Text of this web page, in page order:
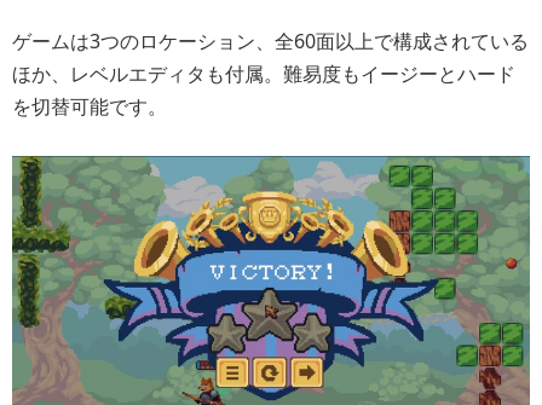
ゲームは3つのロケーション、全60面以上で構成されている
ほか、レベルエディタも付属。難易度もイージーとハード
を切替可能です。